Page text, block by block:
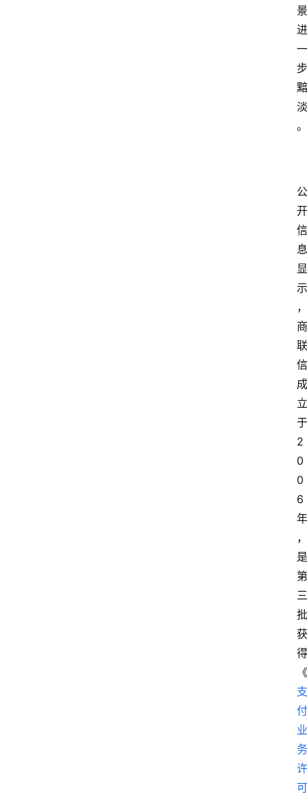
景
进
一
步
黯
淡
。
公
开
信
息
显
示
，
商
联
信
成
立
于
2
0
0
6
年
，
是
第
三
批
获
得
《
支
付
业
务
许
可